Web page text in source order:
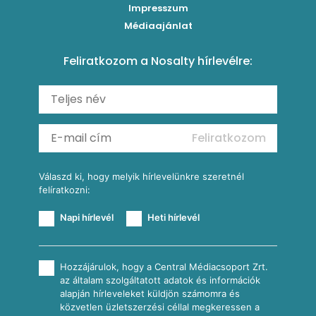
Carbonara
Shakshuka
Ratatouille
Mexikói húsleves kukorica salsával
Almás-kéksajtos kukoricasaláta
Köretek
Reggeli receptek
Impresszum
Médiaajánlat
Feliratkozom a Nosalty hírlevélre:
Feliratkozom
Válaszd ki, hogy melyik hírlevelünkre szeretnél
felíratkozni:
Napi hírlevél Heti hírlevél
Hozzájárulok, hogy a Central Médiacsoport Zrt.
az általam szolgáltatott adatok és információk
alapján hírleveleket küldjön számomra és
közvetlen üzletszerzési céllal megkeressen a